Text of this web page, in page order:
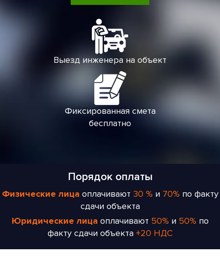
Выезд инженера на объект
Фиксированная смета
бесплатно
Порядок оплаты
Физические лица оплачивают 30 % и 70% по факту
сдачи объекта
Юридические лица оплачивают 50% и 50% по
факту сдачи объекта +20 НДС